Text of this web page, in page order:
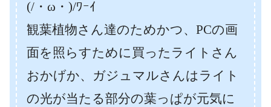
(/・ω・)/ﾜｰｲ
観葉植物さん達のためかつ、PCの画
面を照らすために買ったライトさん
おかげか、ガジュマルさんはライト
の光が当たる部分の葉っぱが元気に